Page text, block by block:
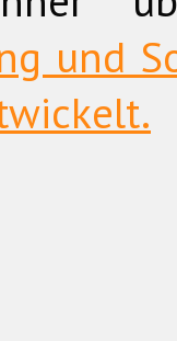
und